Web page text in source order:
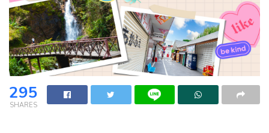
295
SHARES